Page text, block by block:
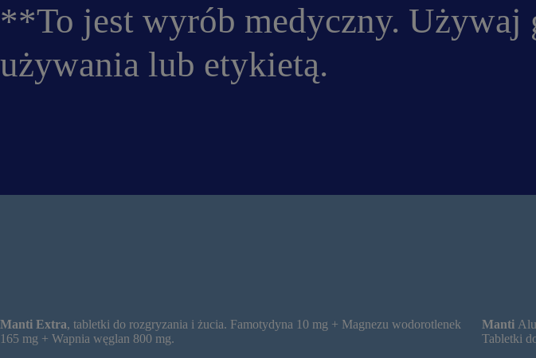
**To jest wyrób medyczny. Używaj
używania lub etykietą.
Manti Extra, tabletki do rozgryzania i żucia. Famotydyna 10 mg + Magnezu wodorotlenek
165 mg + Wapnia węglan 800 mg.
Manti
Tabletki